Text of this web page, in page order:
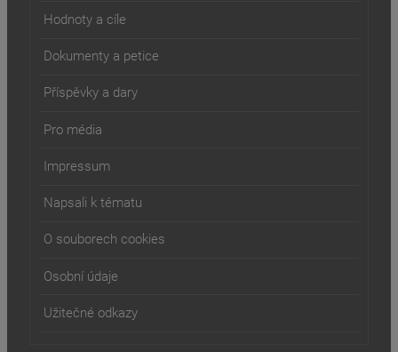
Hodnoty a cíle
Dokumenty a petice
Příspěvky a dary
Pro média
Impressum
Napsali k tématu
O souborech cookies
Osobní údaje
Užitečné odkazy